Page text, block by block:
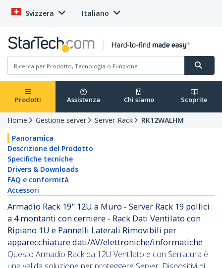
Svizzera Italiano
Prodotti Assistenza Chi siamo Scoprite
Home Gestione server Server-Rack
RK12WALHM
Panoramica
Descrizione del Prodotto
Specifiche tecniche
Drivers & Downloads
FAQ e conformità
Accessori
Armadio Rack 19" 12U a Muro - Server Rack 19 pollici
a 4 montanti con cerniere - Rack Dati Ventilato con
Ripiano 1U e Pannelli Laterali Rimovibili per
apparecchiature dati/AV/elettroniche/informatiche
Questo Armadio Rack da 12U Ventilato e con Serratura è